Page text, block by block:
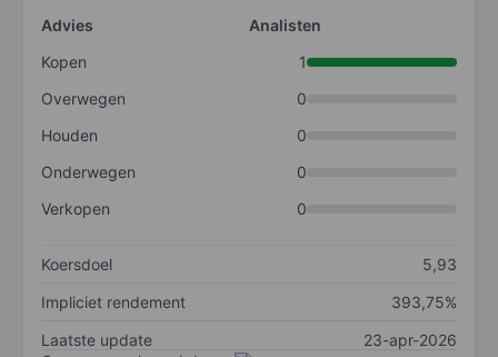
Advies
Analisten
Kopen
1
Overwegen
0
Houden
0
Onderwegen
0
Verkopen
0
Koersdoel
5,93
Impliciet rendement
393,75%
Laatste update
23-apr-2026